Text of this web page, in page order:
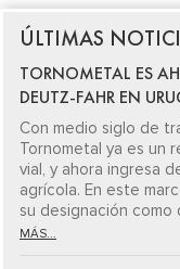
ÚLTIMAS
TORNOMETAL ES
DEUTZ-FAHR EN
Con medio siglo de
Tornometal ya es un
vial, y ahora ingresa
agrícola. En este
su designación
MÁS...